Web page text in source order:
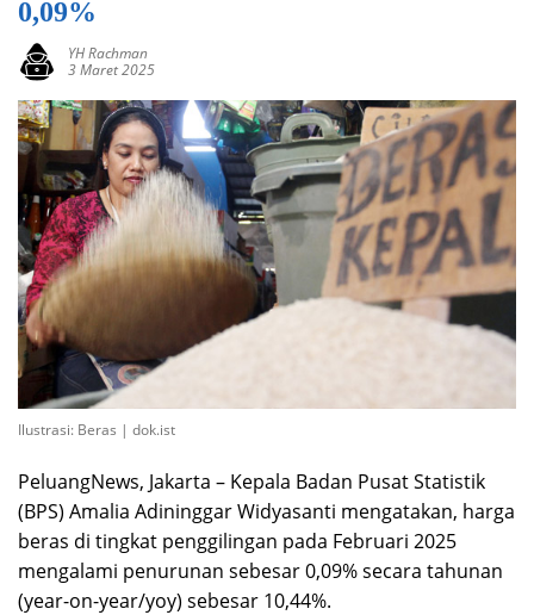
0,09%
YH Rachman
3 Maret 2025
Ilustrasi: Beras | dok.ist
PeluangNews, Jakarta – Kepala Badan Pusat Statistik
(BPS) Amalia Adininggar Widyasanti mengatakan, harga
beras di tingkat penggilingan pada Februari 2025
mengalami penurunan sebesar 0,09% secara tahunan
(year-on-year/yoy) sebesar 10,44%.